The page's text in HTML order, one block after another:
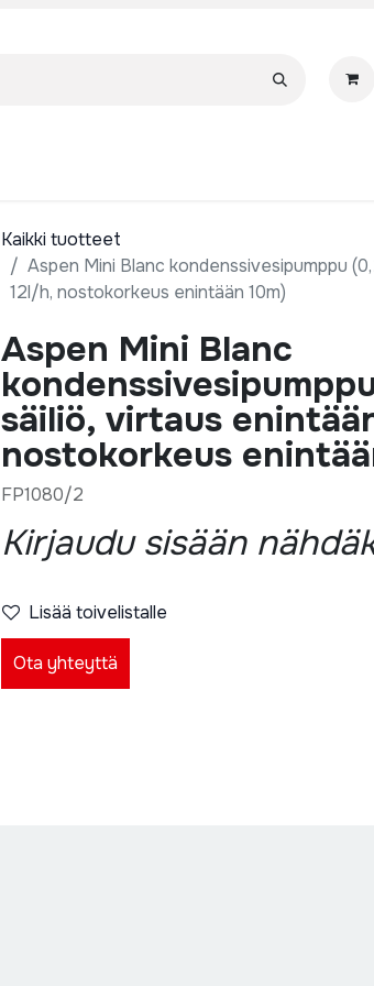
Kaikki tuotteet
Aspen Mini Blanc kondenssivesipumppu
12l/h, nostokorkeus enintään 10m)
Aspen Mini Blanc
säiliö, virtaus
nostokorkeus
FP1080/2
Kirjaudu sisään
Lisää toivelistalle
Ota yhteyttä